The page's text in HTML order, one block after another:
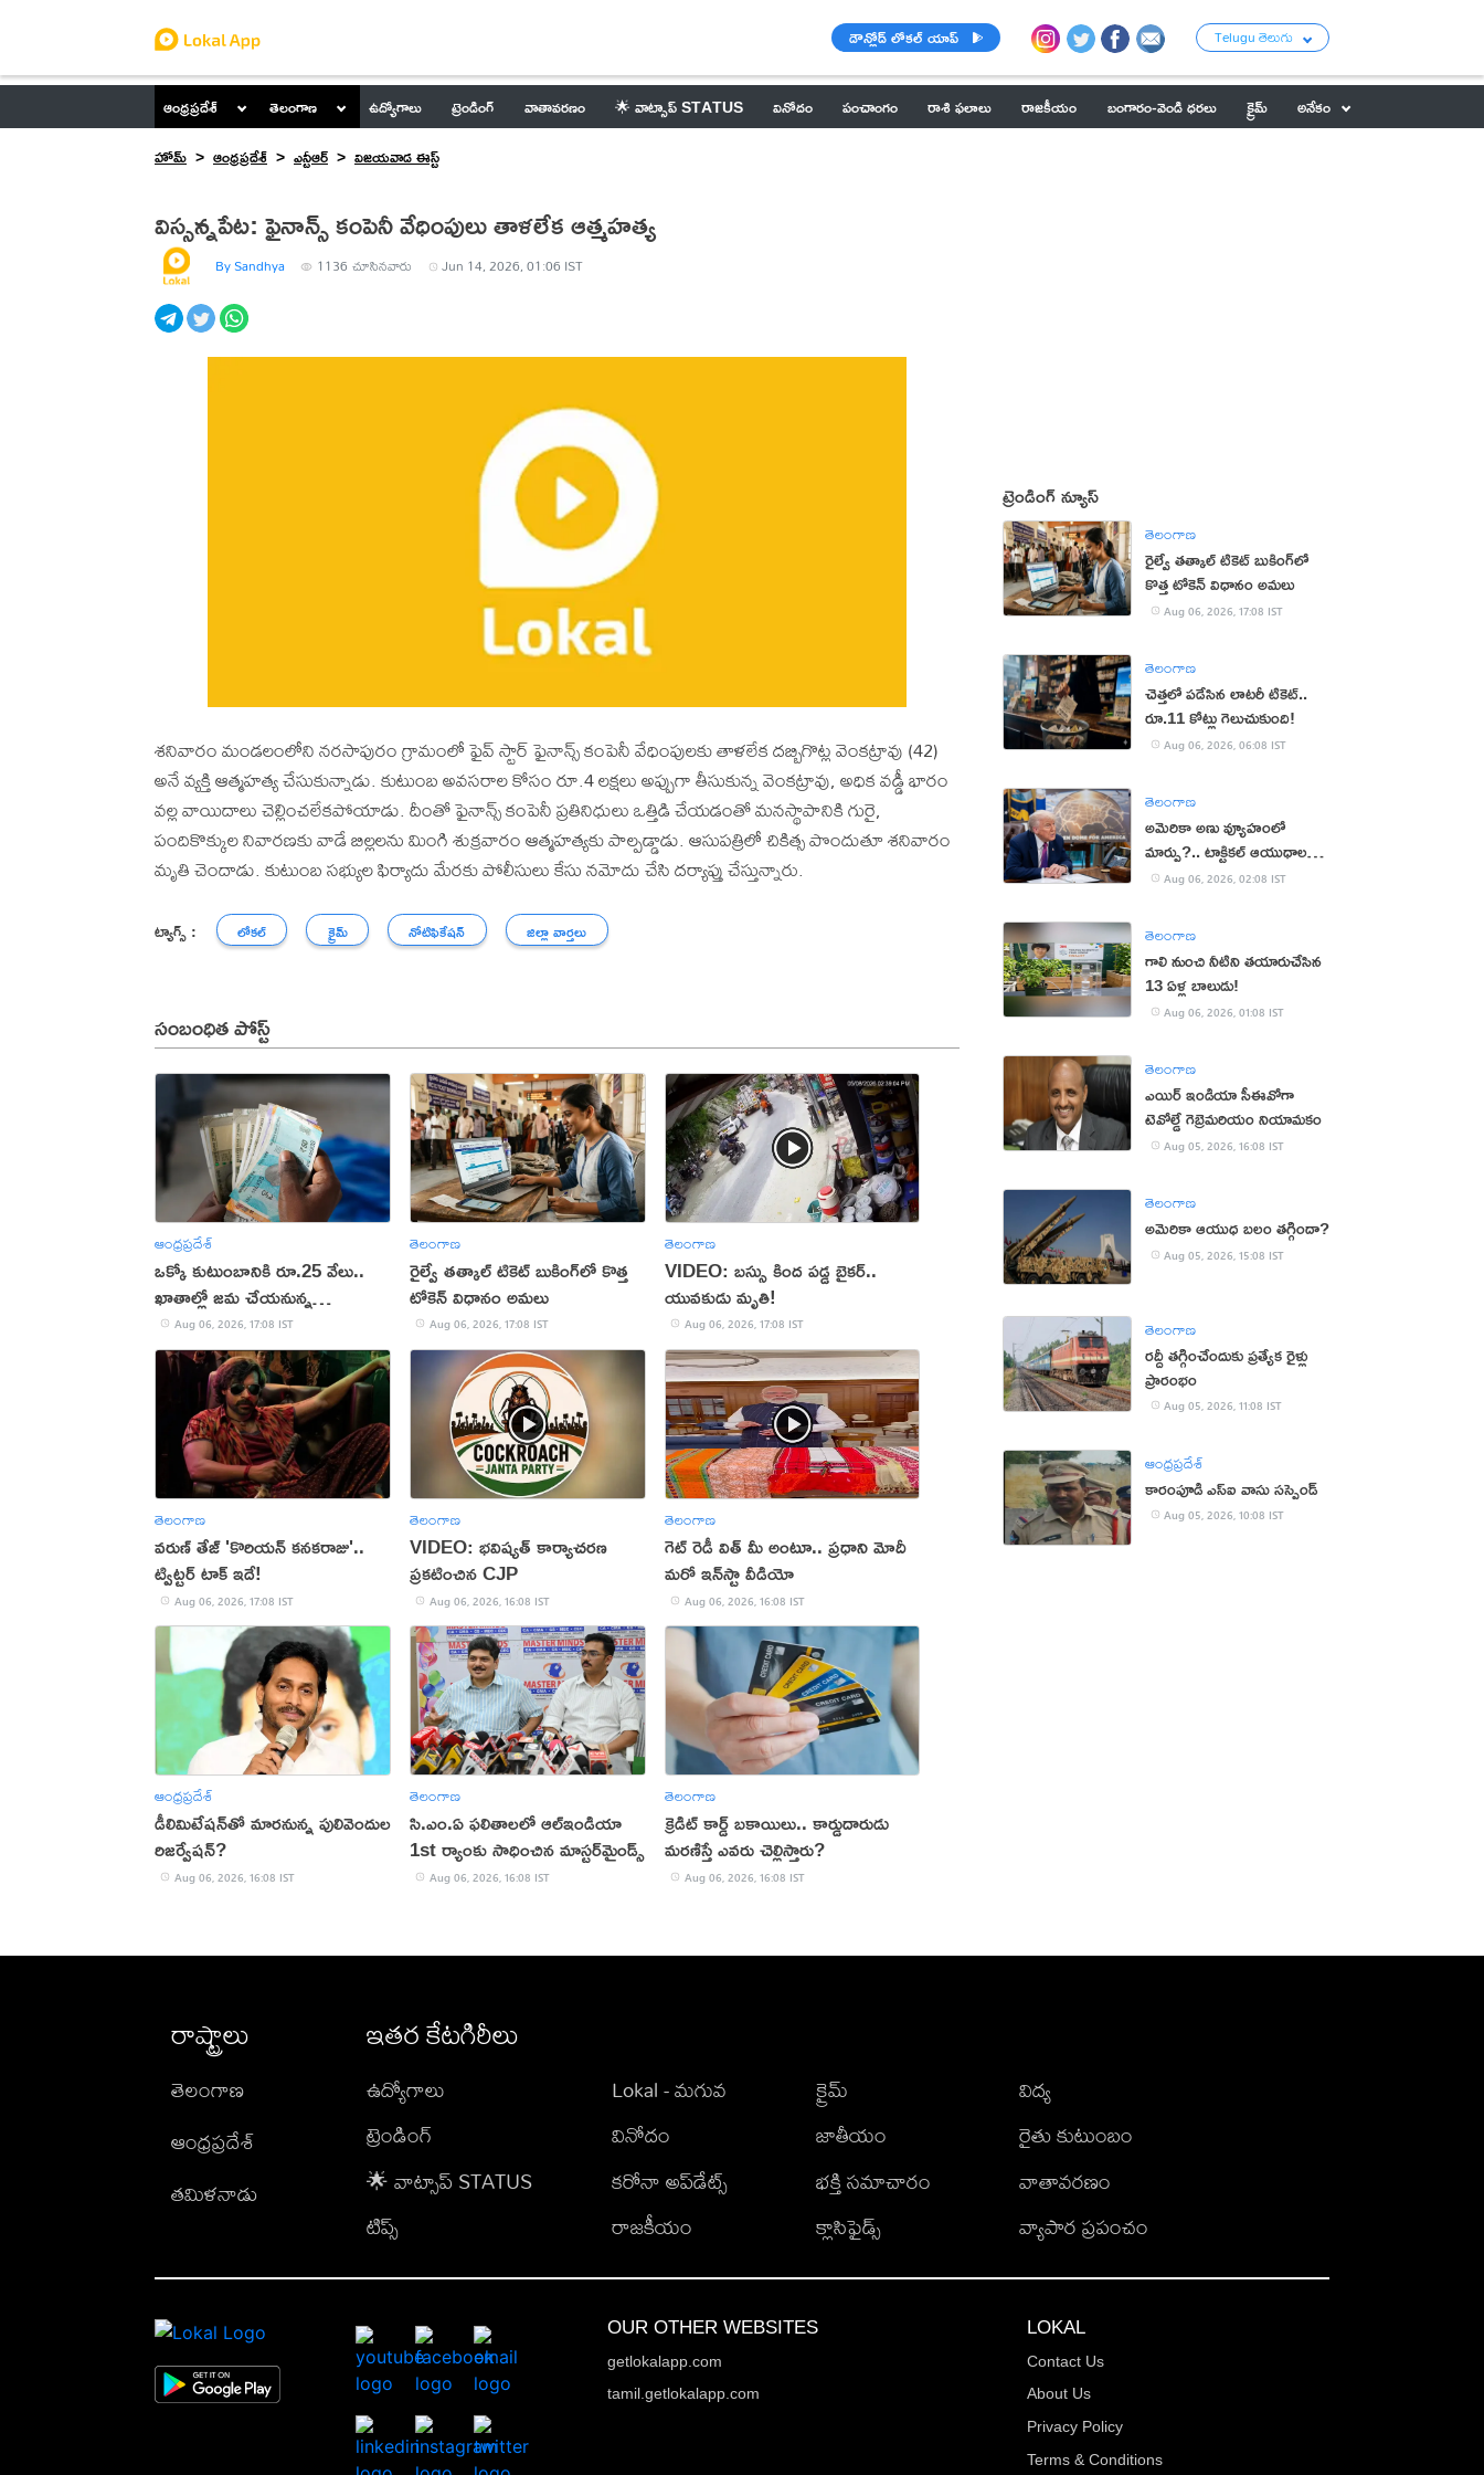
డౌన్లోడ్ లోకల్ యాప్ Telugu తెలుగు
ఆంధ్రప్రదేశ్ తెలంగాణ ఉద్యోగాలు ట్రెండింగ్ వాతావరణం 🌟 వాట్సాప్ STATUS వినోదం పంచాంగం రాశి ఫలాలు రాజకీయం బంగారం-వెండి ధరలు క్రైమ్
అనేకం
హోమ్
ఆంధ్రప్రదేశ్ ఎన్టీఆర్ విజయవాడ ఈస్ట్
విస్సన్నపేట: ఫైనాన్స్ కంపెనీ వేధింపులు తాళలేక ఆత్మహత్య
By Sandhya 1136 చూసినవారు Jun 14, 2026, 01:06 IST
శనివారం మండలంలోని నరసాపురం గ్రామంలో ఫైవ్ స్టార్ ఫైనాన్స్ కంపెనీ వేధింపులకు తాళలేక దబ్బిగొట్ల వెంకట్రావు (42)
అనే వ్యక్తి ఆత్మహత్య చేసుకున్నాడు. కుటుంబ అవసరాల కోసం రూ.4 లక్షలు అప్పుగా తీసుకున్న వెంకట్రావు, అధిక వడ్డీ భారం
వల్ల వాయిదాలు చెల్లించలేకపోయాడు. దీంతో ఫైనాన్స్ కంపెనీ ప్రతినిధులు ఒత్తిడి చేయడంతో మనస్థాపానికి గురై,
పందికొక్కుల నివారణకు వాడే బిల్లలను మింగి శుక్రవారం ఆత్మహత్యకు పాల్పడ్డాడు. ఆసుపత్రిలో చికిత్స పొందుతూ శనివారం
మృతి చెందాడు. కుటుంబ సభ్యుల ఫిర్యాదు మేరకు పోలీసులు కేసు నమోదు చేసి దర్యాప్తు చేస్తున్నారు.
ట్యాగ్స్ : లోకల్ క్రైమ్ నోటిఫికేషన్ జిల్లా వార్తలు
సంబంధిత పోస్ట్
ఆంధ్రప్రదేశ్
ఒక్కో కుటుంబానికి రూ.25 వేలు..
ఖాతాల్లో జ‌మ చేయ‌నున్న
ప్ర‌భుత్వం..!
Aug 06, 2026, 17:08 IST
తెలంగాణ
రైల్వే తత్కాల్ టికెట్ బుకింగ్‌లో కొత్త
టోకెన్ విధానం అమలు
Aug 06, 2026, 17:08 IST
తెలంగాణ
VIDEO: బస్సు కింద పడ్డ బైకర్..
యువకుడు మృతి!
Aug 06, 2026, 17:08 IST
తెలంగాణ
వరుణ్ తేజ్ 'కొరియన్ కనకరాజు'..
ట్విట్టర్ టాక్ ఇదే!
Aug 06, 2026, 17:08 IST
తెలంగాణ
VIDEO: భవిష్యత్ కార్యాచరణ
ప్రకటించిన CJP
Aug 06, 2026, 16:08 IST
తెలంగాణ
గెట్ రెడీ విత్ మీ అంటూ.. ప్రధాని మోదీ
మరో ఇన్‌స్టా వీడియో
Aug 06, 2026, 16:08 IST
ఆంధ్రప్రదేశ్
డీలిమిటేషన్‌తో మారనున్న పులివెందుల
రిజర్వేషన్?
Aug 06, 2026, 16:08 IST
తెలంగాణ
సి.ఎం.ఏ ఫలితాలలో ఆల్ఇండియా
1st ర్యాంకు సాధించిన మాస్టర్‌మైండ్స్
Aug 06, 2026, 16:08 IST
తెలంగాణ
క్రెడిట్ కార్డ్ బకాయిలు.. కార్డుదారుడు
మరణిస్తే ఎవరు చెల్లిస్తారు?
Aug 06, 2026, 16:08 IST
ట్రెండింగ్ న్యూస్
తెలంగాణ
రైల్వే తత్కాల్ టికెట్ బుకింగ్‌లో
కొత్త టోకెన్ విధానం అమలు
Aug 06, 2026, 17:08 IST
తెలంగాణ
చెత్తలో పడేసిన లాటరీ టికెట్..
రూ.11 కోట్లు గెలుచుకుంది!
Aug 06, 2026, 06:08 IST
తెలంగాణ
అమెరికా అణు వ్యూహంలో
మార్పు?.. టాక్టికల్ ఆయుధాలకు
ప్రాధాన్యం!
Aug 06, 2026, 02:08 IST
తెలంగాణ
గాలి నుంచి నీటిని తయారుచేసిన
13 ఏళ్ల బాలుడు!
Aug 06, 2026, 01:08 IST
తెలంగాణ
ఎయిర్ ఇండియా సీఈవోగా
టెవోల్డే గెబ్రెమరియం నియామకం
Aug 05, 2026, 16:08 IST
తెలంగాణ
అమెరికా ఆయుధ బలం తగ్గిందా?
Aug 05, 2026, 15:08 IST
తెలంగాణ
రద్దీ తగ్గించేందుకు ప్రత్యేక రైళ్లు
ప్రారంభం
Aug 05, 2026, 11:08 IST
ఆంధ్రప్రదేశ్
కారంపూడి ఎస్ఐ వాసు స‌స్పెండ్‌
Aug 05, 2026, 10:08 IST
రాష్ట్రాలు
తెలంగాణ
ఆంధ్రప్రదేశ్
తమిళనాడు
ఇతర కేటగిరీలు
ఉద్యోగాలు
ట్రెండింగ్
🌟 వాట్సాప్ STATUS
టిప్స్
Lokal - మగువ
వినోదం
కరోనా అప్‌డేట్స్
రాజకీయం
క్రైమ్
జాతీయం
భక్తి సమాచారం
క్లాసిఫైడ్స్
విద్య
రైతు కుటుంబం
వాతావరణం
వ్యాపార ప్రపంచం
OUR OTHER WEBSITES
getlokalapp.com
tamil.getlokalapp.com
LOKAL
Contact Us
About Us
Privacy Policy
Terms & Conditions